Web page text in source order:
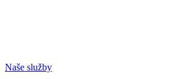
Naše služby